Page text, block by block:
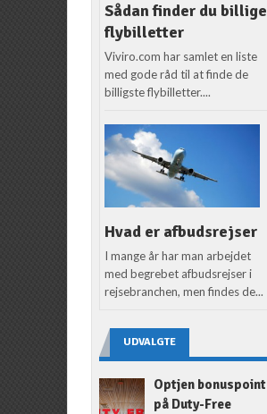
Sådan finder du billige
flybilletter
Viviro.com har samlet en liste
med gode råd til at finde de
billigste flybilletter....
Hvad er afbudsrejser
I mange år har man arbejdet
med begrebet afbudsrejser i
rejsebranchen, men findes de...
UDVALGTE
Optjen bonuspoint
på Duty-Free